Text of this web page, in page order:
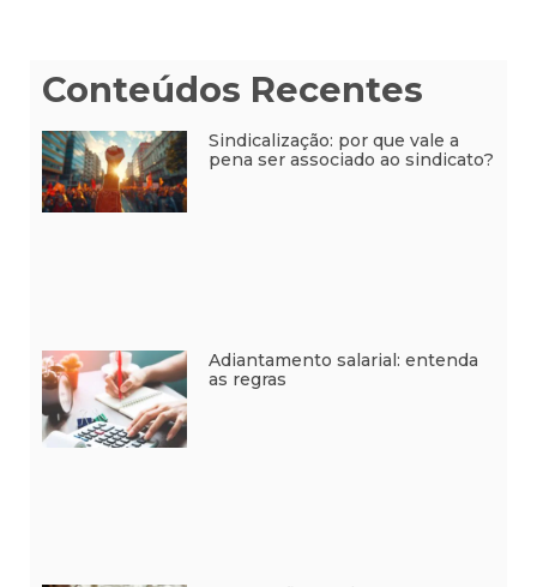
Conteúdos Recentes
Sindicalização: por que vale a
pena ser associado ao sindicato?
Adiantamento salarial: entenda
as regras